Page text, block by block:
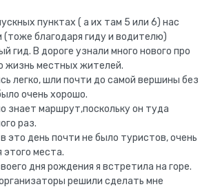
пунктах ( а их там 5 или 6) нас
(тоже благодаря гиду и водителю)
гид. В дороге узнали много нового про
жизнь местных жителей.
легко, шли почти до самой вершины без
очень хорошо.
знает маршрут,поскольку он туда
раз.
это день почти не было туристов, очень
этого места.
дня рождения я встретила на горе.
решили сделать мне